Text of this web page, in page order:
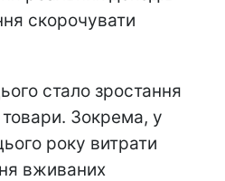
скорочувати
стало зростання
Зокрема, у
року витрати
вживаних